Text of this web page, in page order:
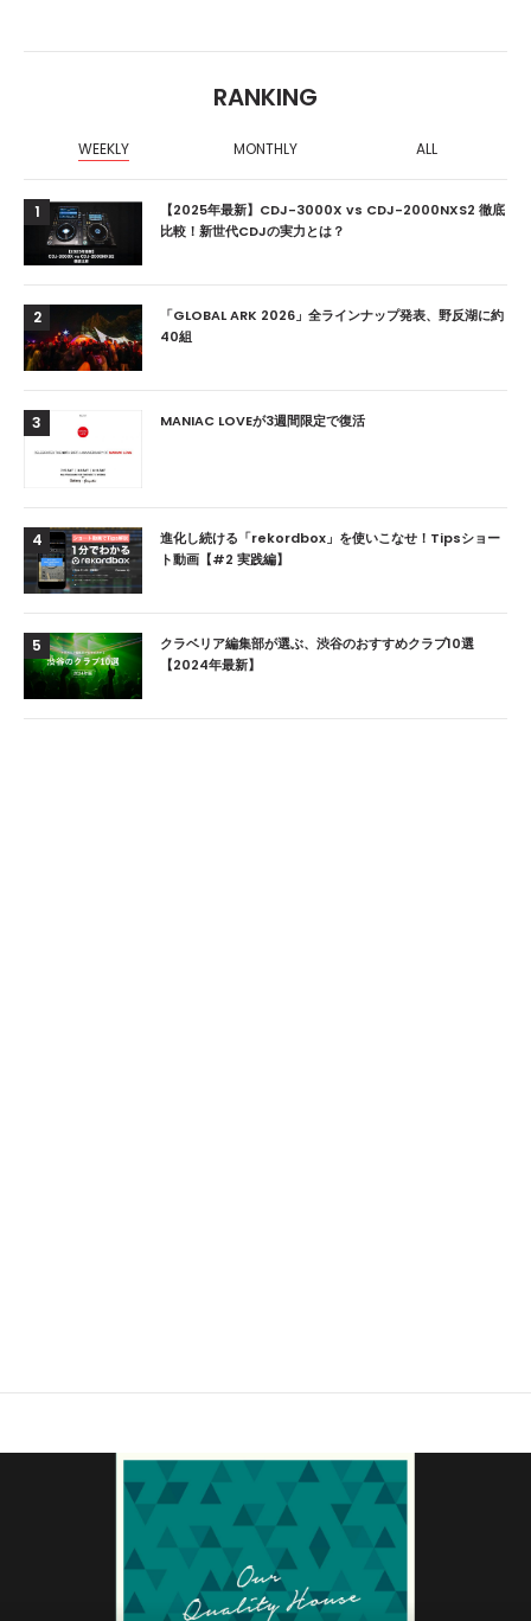
RANKING
WEEKLY MONTHLY ALL
1
【2025年最新】CDJ-3000X vs CDJ-2000NXS2 徹底
比較！新世代CDJの実力とは？
2
「GLOBAL ARK 2026」全ラインナップ発表、野反湖に約
40組
3 MANIAC LOVEが3週間限定で復活
4
進化し続ける「rekordbox」を使いこなせ！Tipsショー
ト動画【#2 実践編】
5
クラベリア編集部が選ぶ、渋谷のおすすめクラブ10選
【2024年最新】